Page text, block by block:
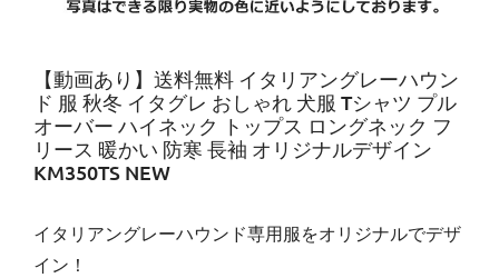
【動画あり】送料無料 イタリアングレーハウン
ド 服 秋冬 イタグレ おしゃれ 犬服 Tシャツ プル
オーバー ハイネック トップス ロングネック フ
リース 暖かい 防寒 長袖 オリジナルデザイン
KM350TS NEW
イタリアングレーハウンド専用服をオリジナルでデザ
イン！